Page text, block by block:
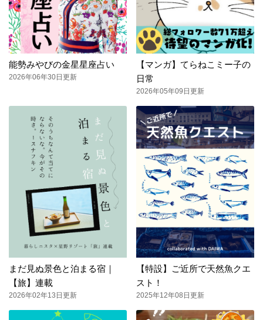
能勢みやびの金星星座占い
2026年06年30日更新
【マンガ】てらねこミー子の
日常
2026年05年09日更新
まだ見ぬ景色と泊まる宿｜
【旅】連載
2026年02年13日更新
【特設】ご近所で天然魚クエ
スト！
2025年12年08日更新